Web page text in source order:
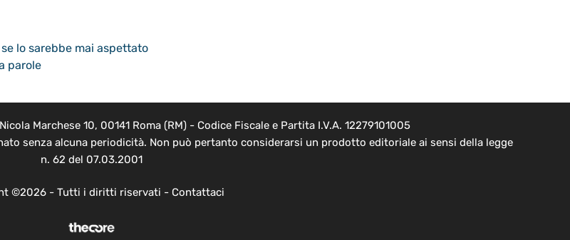
lo sarebbe mai aspettato
parole
Marchese 10, 00141 Roma (RM) - Codice Fiscale e Partita I.V.A. 12279101005
senza alcuna periodicità. Non può pertanto considerarsi un prodotto editoriale ai sensi della legge
n. 62 del 07.03.2001
©2026 - Tutti i diritti riservati - Contattaci